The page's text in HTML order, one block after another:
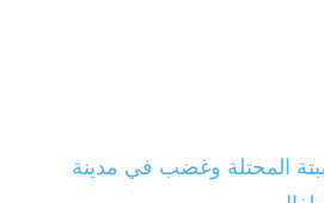
المحتلة وغضب في مدينة